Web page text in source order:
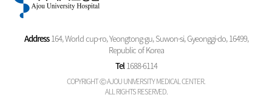
Address164, World cup-ro, Yeongtong-gu, Suwon-si, Gyeonggi-do, 16499,
Republic of Korea
Tel1688-6114
COPYRIGHT Ⓒ AJOU UNIVERSITY MEDICAL CENTER.
ALL RIGHTS RESERVED.